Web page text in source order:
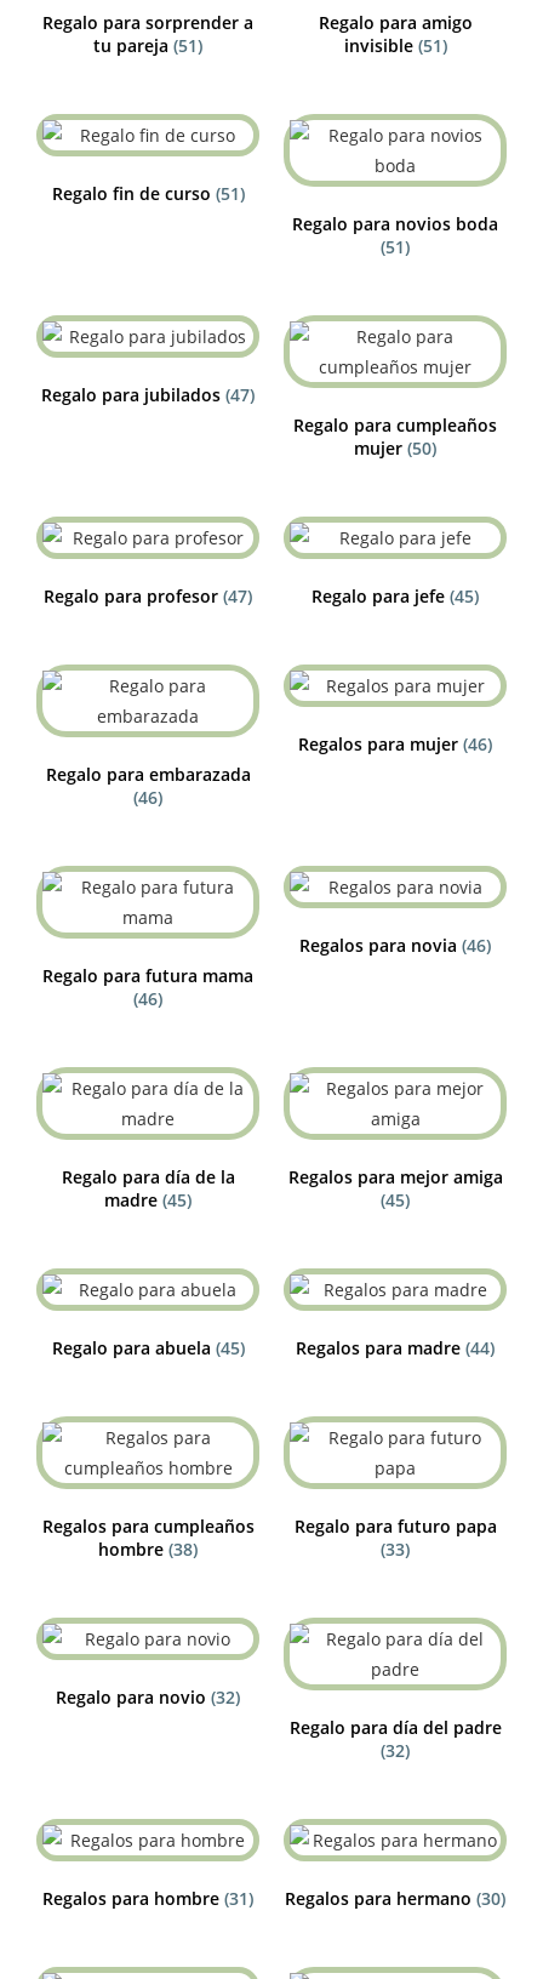
Regalo para sorprender a
tu pareja (51)
Regalo para amigo
invisible (51)
Regalo fin de curso (51)
Regalo para novios boda
(51)
Regalo para jubilados (47)
Regalo para cumpleaños
mujer (50)
Regalo para profesor (47) Regalo para jefe (45)
Regalo para embarazada
(46)
Regalos para mujer (46)
Regalo para futura mama
(46)
Regalos para novia (46)
Regalo para día de la
madre (45)
Regalos para mejor amiga
(45)
Regalo para abuela (45) Regalos para madre (44)
Regalos para cumpleaños
hombre (38)
Regalo para futuro papa
(33)
Regalo para novio (32)
Regalo para día del padre
(32)
Regalos para hombre (31) Regalos para hermano (30)